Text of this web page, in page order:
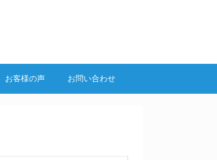
お客様の声 お問い合わせ